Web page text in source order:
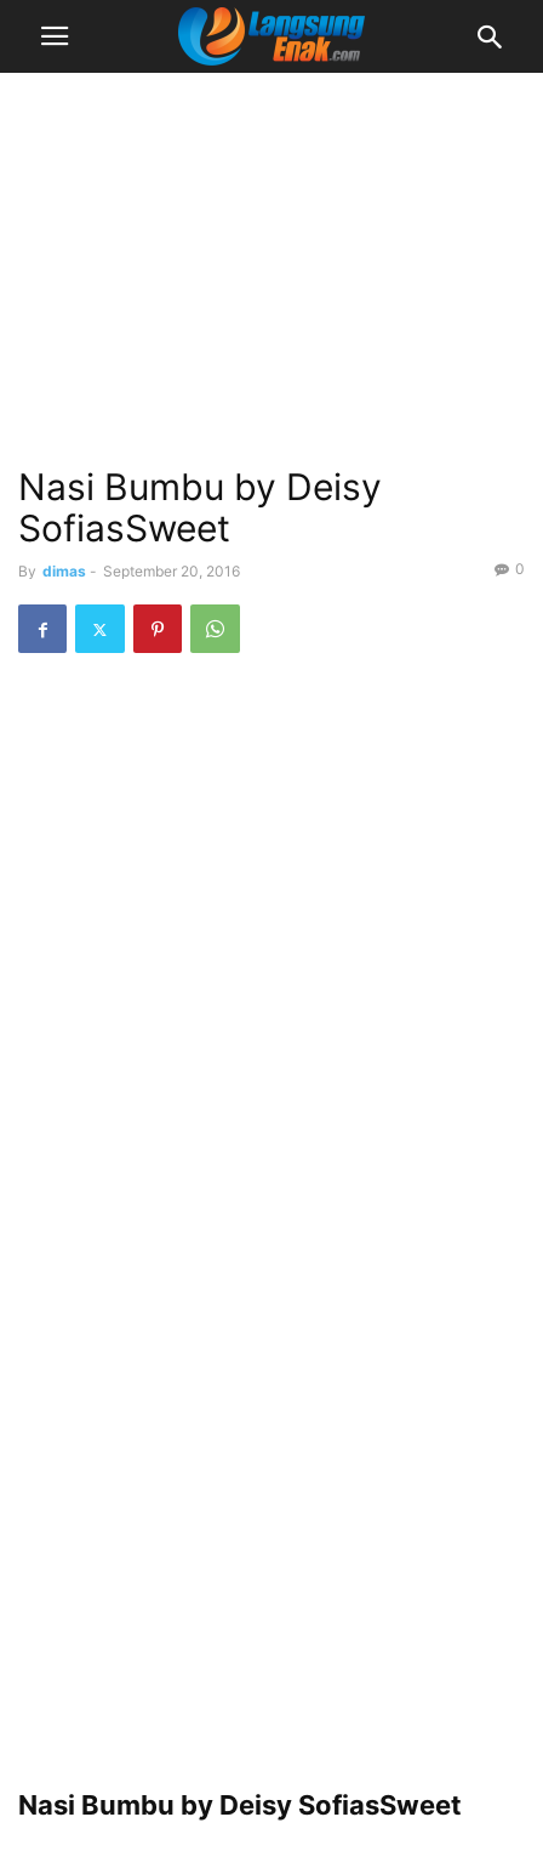
Nasi Bumbu by Deisy
SofiasSweet
By dimas - September 20, 2016 0
Nasi Bumbu by Deisy SofiasSweet